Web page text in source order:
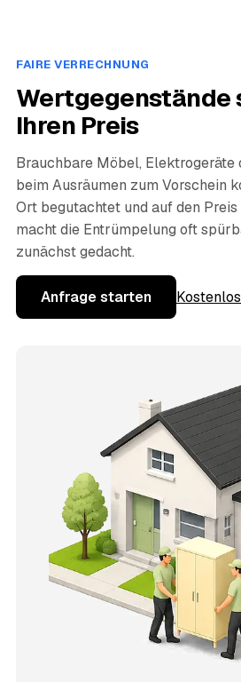
FAIRE VERRECHNUNG
Wertgegenstände
Ihren Preis
Brauchbare Möbel, Elektrogeräte
beim Ausräumen zum Vorschein
Ort begutachtet und auf den
macht die Entrümpelung oft
zunächst gedacht.
Anfrage starten